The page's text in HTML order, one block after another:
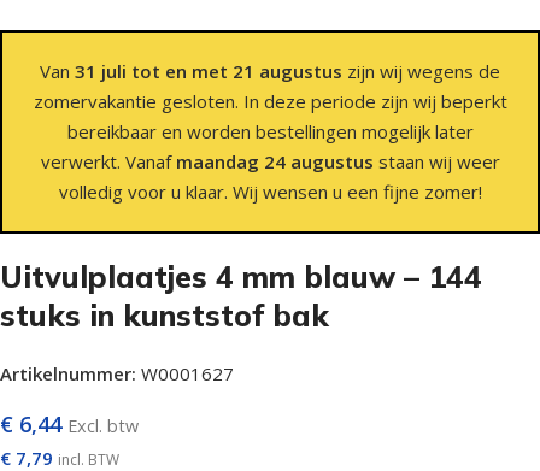
Van 31 juli tot en met 21 augustus zijn wij wegens de
zomervakantie gesloten. In deze periode zijn wij beperkt
bereikbaar en worden bestellingen mogelijk later
verwerkt. Vanaf maandag 24 augustus staan wij weer
volledig voor u klaar. Wij wensen u een fijne zomer!
Uitvulplaatjes 4 mm blauw – 144
stuks in kunststof bak
Artikelnummer: W0001627
€ 6,44 Excl. btw
€ 7,79 incl. BTW